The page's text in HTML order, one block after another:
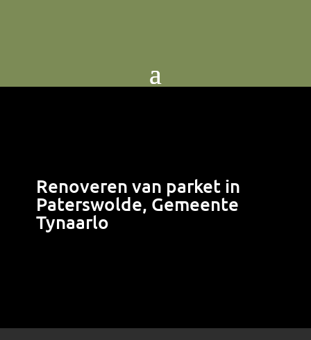
Renoveren van parket in
Paterswolde, Gemeente
Tynaarlo